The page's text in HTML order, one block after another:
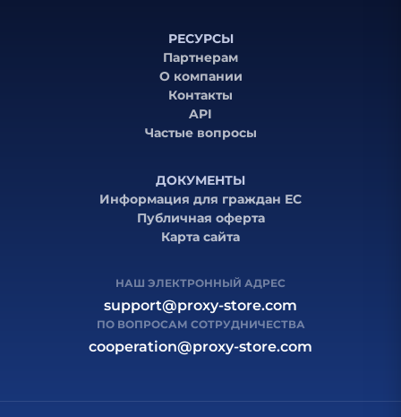
РЕСУРСЫ
Партнерам
О компании
Контакты
API
Частые вопросы
ДОКУМЕНТЫ
Информация для граждан ЕС
Публичная оферта
Карта сайта
НАШ ЭЛЕКТРОННЫЙ АДРЕС
support@proxy-store.com
ПО ВОПРОСАМ СОТРУДНИЧЕСТВА
cooperation@proxy-store.com